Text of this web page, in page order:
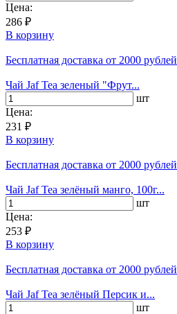
Цена:
286 ₽
В корзину
Бесплатная доставка от 2000 рублей
Чай Jaf Tea зеленый "Фрут...
шт
Цена:
231 ₽
В корзину
Бесплатная доставка от 2000 рублей
Чай Jaf Tea зелёный манго, 100г...
шт
Цена:
253 ₽
В корзину
Бесплатная доставка от 2000 рублей
Чай Jaf Tea зелёный Персик и...
шт